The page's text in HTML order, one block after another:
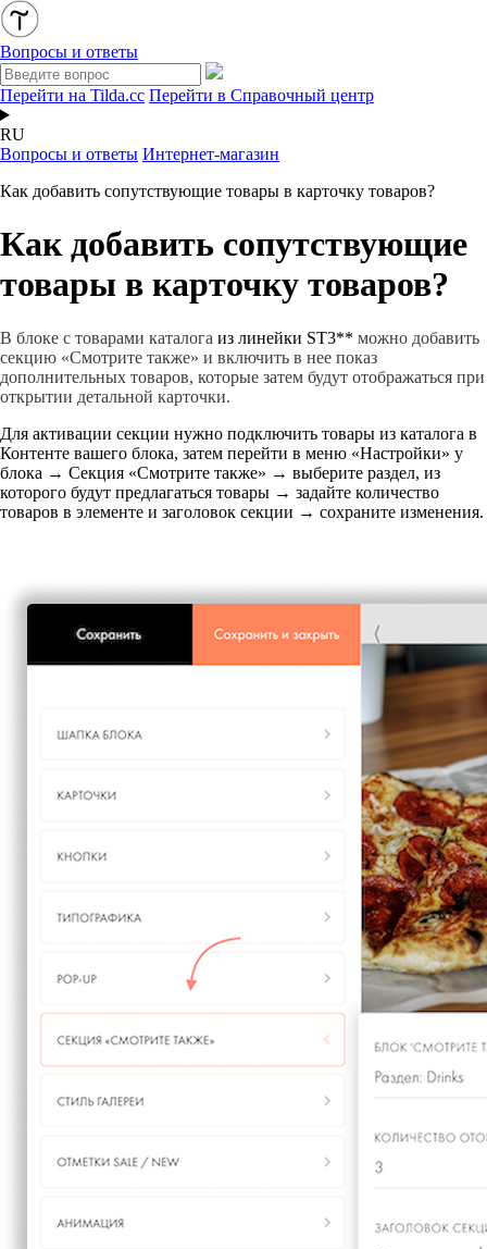
Вопросы и ответы
Перейти на Tilda.cc Перейти в Справочный центр
RU
Вопросы и ответы Интернет-магазин
Как добавить сопутствующие товары в карточку товаров?
Как добавить сопутствующие
товары в карточку товаров?
В блоке с товарами каталога из линейки ST3** можно добавить
секцию «Смотрите также» и включить в нее показ
дополнительных товаров, которые затем будут отображаться при
открытии детальной карточки.
Для активации секции нужно подключить товары из каталога в
Контенте вашего блока, затем перейти в меню «Настройки» у
блока → Секция «Смотрите также» → выберите раздел, из
которого будут предлагаться товары → задайте количество
товаров в элементе и заголовок секции → сохраните изменения.